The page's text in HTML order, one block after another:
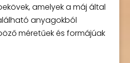
amelyek a máj által
anyagokból
méretűek és formájúak